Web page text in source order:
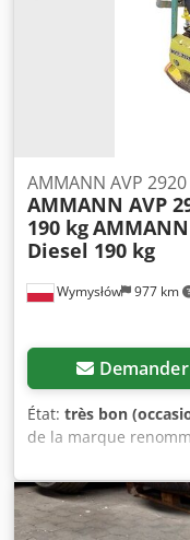
Wymysłów 977 km
AMMANN AVP
AMMANN AVP
190 kgAMMANN
Diesel 190 kg
Demander
État: très bon
de la marque
équipé d’un moteur
5 kW. Cette machine
professionnels de
compactage du sol,